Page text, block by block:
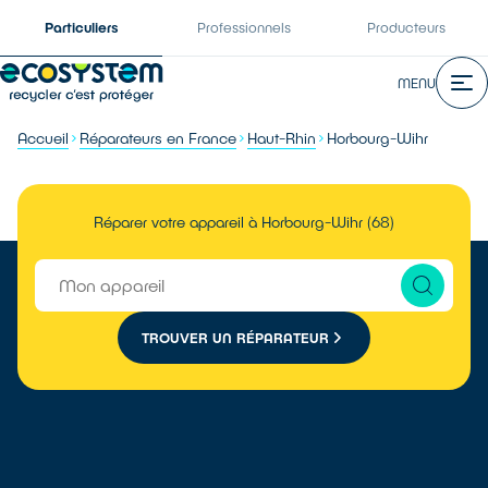
Particuliers Professionnels Producteurs
MENU
Accueil Réparateurs en France Haut-Rhin Horbourg-Wihr
Réparer votre appareil à Horbourg-Wihr (68)
TROUVER UN RÉPARATEUR